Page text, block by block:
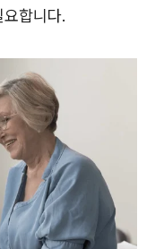
합니다.